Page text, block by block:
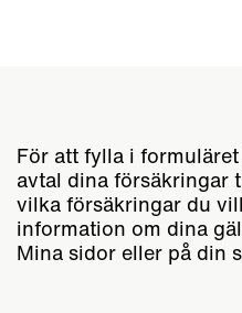
För att fylla i
avtal dina försäkringar
vilka försäkringar du
information om dina
Mina sidor eller på din